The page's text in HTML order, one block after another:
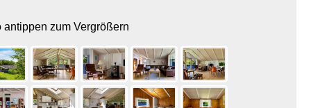
antippen zum Vergrößern